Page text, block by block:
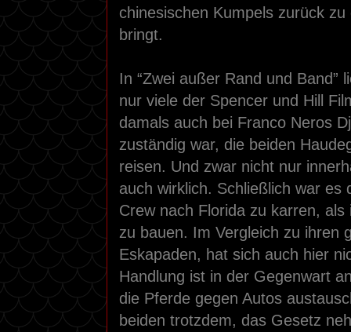
chinesischen Kumpels zurück
bringt.
In “Zwei außer Rand und Band”
nur viele der Spencer und Hill
damals auch bei Franco Neros
zuständig war, die beiden
reisen. Und zwar nicht nur
auch wirklich. Schließlich war es
Crew nach Florida zu karren,
zu bauen. Im Vergleich zu ihren
Eskapaden, hat sich auch hier
Handlung ist in der Gegenwart
die Pferde gegen Autos
beiden trotzdem, das Gesetz